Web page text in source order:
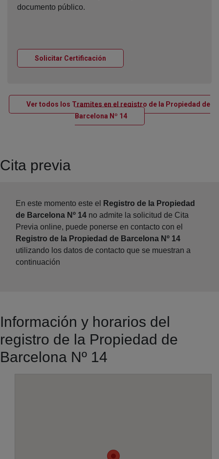
documento público.
Solicitar Certificación
Ver todos los Tramites en el registro de la Propiedad de
Barcelona Nº 14Ventana nueva
Cita previa
En este momento este el
Registro de la Propiedad
de Barcelona Nº 14 no admite la solicitud de Cita
Previa online, puede ponerse en contacto con el
Registro de la Propiedad de Barcelona Nº 14
utilizando los datos de contacto que se muestran a
continuación
Información y horarios del
registro de la Propiedad de
Barcelona Nº 14